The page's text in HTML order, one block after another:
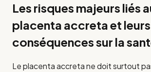
Les risques majeurs liés
placenta accreta et leurs
conséquences sur la
Le placenta accreta ne doit surtout